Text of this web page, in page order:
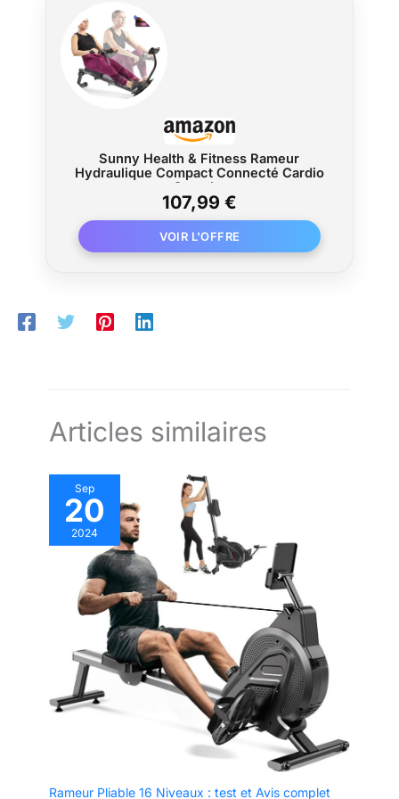
Sunny Health & Fitness Rameur
Hydraulique Compact Connecté Cardio
Complet
107,99 €
Articles similaires
Sep
20
2024
Rameur Pliable 16 Niveaux : test et Avis complet